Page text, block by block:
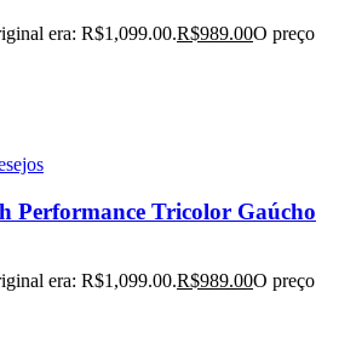
era: R$1,099.00.R$989.00O preço
Performance Tricolor Gaúcho
era: R$1,099.00.R$989.00O preço